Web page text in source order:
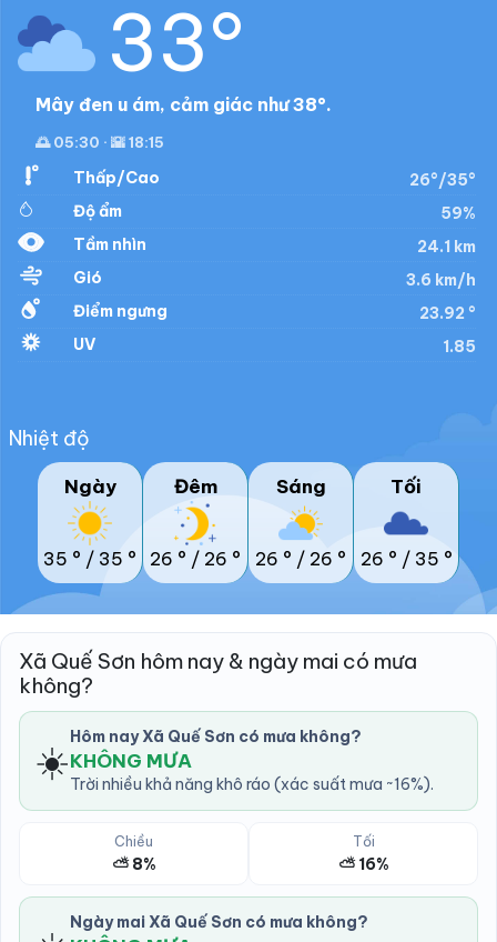
33°
Mây đen u ám, cảm giác như 38°.
🌅 05:30 · 🌇 18:15
Thấp/Cao
26°/35°
Độ ẩm
59%
Tầm nhìn
24.1 km
Gió
3.6 km/h
Điểm ngưng
23.92 °
UV
1.85
Nhiệt độ
Ngày
35 ° / 35 °
Đêm
26 ° / 26 °
Sáng
26 ° / 26 °
Tối
26 ° / 35 °
Xã Quế Sơn hôm nay & ngày mai có mưa
không?
☀️ Hôm nay Xã Quế Sơn có mưa không?
KHÔNG MƯA
Trời nhiều khả năng khô ráo (xác suất mưa ~16%).
Chiều
⛅ 8%
Tối
⛅ 16%
Ngày mai Xã Quế Sơn có mưa không?